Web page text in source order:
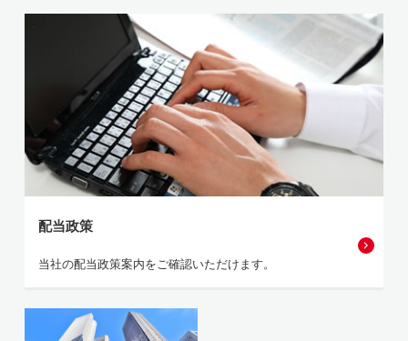
配当政策
当社の配当政策案内をご確認いただけます。